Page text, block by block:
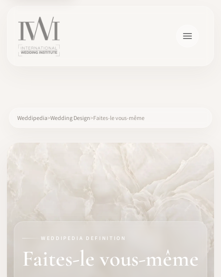
LOGICIEL
IDENTITÉ PRO
Weddipedia Wedding Design Faites-le vous-même
WEDDIPEDIA DEFINITION
Faites-le vous-même